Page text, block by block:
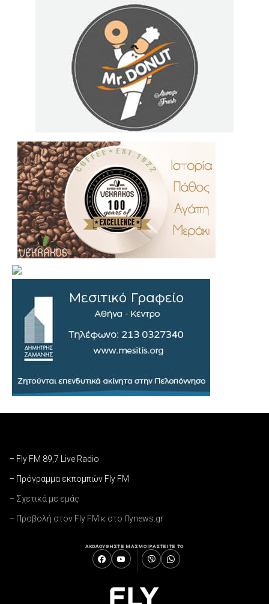
– Fly FM 89,7 Live Radio
– Πρόγραμμα εκπομπών Fly FM
– Σχετικά με εμάς
– Προβολή στον Fly FM κ στο flynews.gr
ΑΚΟΛΟΥΘΗΣΤΕ ΜΑΣΜΟΙΡΑΣΤΕΙΤΕ ΤΟ